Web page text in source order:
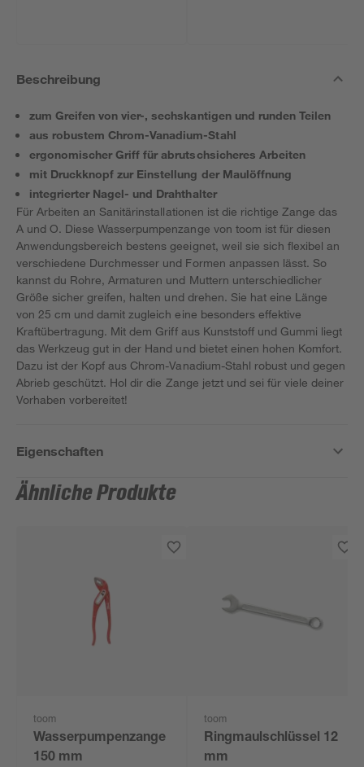
Beschreibung
zum Greifen von vier-, sechskantigen und runden Teilen
aus robustem Chrom-Vanadium-Stahl
ergonomischer Griff für abrutschsicheres Arbeiten
mit Druckknopf zur Einstellung der Maulöffnung
integrierter Nagel- und Drahthalter
Für Arbeiten an Sanitärinstallationen ist die richtige Zange das
A und O. Diese Wasserpumpenzange von toom ist für diesen
Anwendungsbereich bestens geeignet, weil sie sich flexibel an
verschiedene Durchmesser und Formen anpassen lässt. So
kannst du Rohre, Armaturen und Muttern unterschiedlicher
Größe sicher greifen, halten und drehen. Sie hat eine Länge
von 25 cm und damit zugleich eine besonders effektive
Kraftübertragung. Mit dem Griff aus Kunststoff und Gummi liegt
das Werkzeug gut in der Hand und bietet einen hohen Komfort.
Dazu ist der Kopf aus Chrom-Vanadium-Stahl robust und gegen
Abrieb geschützt. Hol dir die Zange jetzt und sei für viele deiner
Vorhaben vorbereitet!
Eigenschaften
Ähnliche Produkte
toom
Wasserpumpenzange
150 mm
toom
Ringmaulschlüssel 12
mm